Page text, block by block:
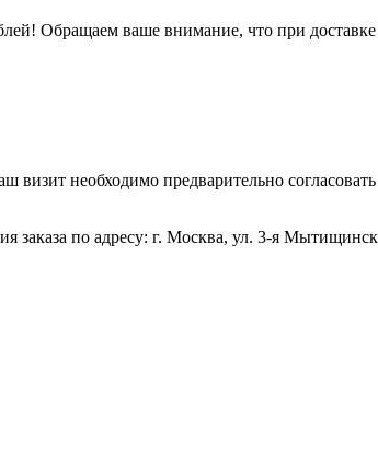
Обращаем ваше внимание, что при
визит необходимо предварительно
заказа по адресу: г. Москва, ул. 3-я